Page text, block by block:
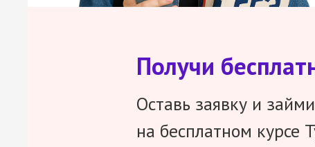
Получи
Оставь заявку и
на бесплатном курсе